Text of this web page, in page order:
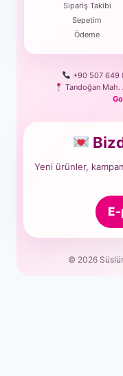
Sipariş Takibi
Sepetim
Ödeme
+90 507 649
Tandoğan
Yeni ürünler,
© 2026